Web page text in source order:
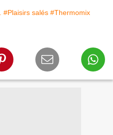
#Plaisirs salés #Thermomix